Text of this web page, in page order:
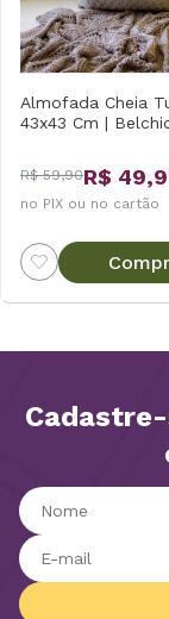
Almofada Cheia
43x43 Cm |
R$ 59,90R$
no PIX ou no cartão